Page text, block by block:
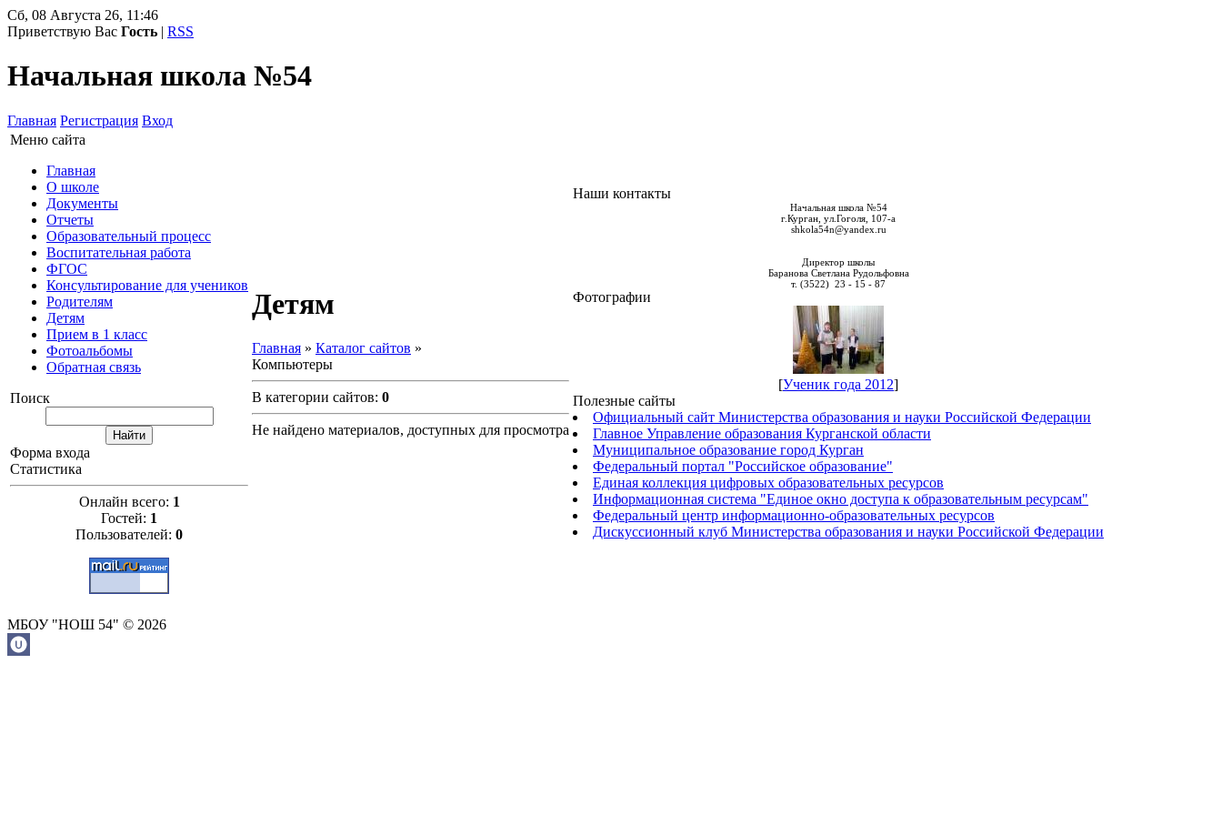
Сб, 08 Августа 26, 11:46
Приветствую Вас Гость | RSS
Начальная школа №54
Главная Регистрация Вход
Меню сайта
Главная
О школе
Документы
Отчеты
Образовательный процесс
Воспитательная работа
ФГОС
Консультирование для учеников
Родителям
Детям
Прием в 1 класс
Фотоальбомы
Обратная связь
Поиск
Форма входа
Статистика
Онлайн всего: 1
Гостей: 1
Пользователей: 0
Детям
Главная » Каталог сайтов »
Компьютеры
В категории сайтов: 0
Не найдено материалов, доступных для просмотра
Наши контакты
Начальная школа №54
г.Курган, ул.Гоголя, 107-а
shkola54n@yandex.ru
Директор школы
Баранова Светлана Рудольфовна
т. (3522) 23 - 15 - 87
Фотографии
[Ученик года 2012]
Полезные сайты
Официальный сайт Министерства образования и науки Российской Федерации
Главное Управление образования Курганской области
Муниципальное образование город Курган
Федеральный портал "Российское образование"
Единая коллекция цифровых образовательных ресурсов
Информационная система "Единое окно доступа к образовательным ресурсам"
Федеральный центр информационно-образовательных ресурсов
Дискуссионный клуб Министерства образования и науки Российской Федерации
МБОУ "НОШ 54" © 2026